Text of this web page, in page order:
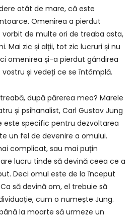
atât de mare, că este
Omenirea a pierdut
vorbit de multe ori de treaba asta,
Mai zic și alții, tot zic lucruri și nu
omenirea și-a pierdut gândirea
și vedeți ce se întâmplă.
după părerea mea? Marele
și psihanalist, Carl Gustav Jung
este specific pentru dezvoltarea
un fel de devenire a omului.
complicat, sau mai puțin
lucru tinde să devină ceea ce a
Deci omul este de la început
să devină om, el trebuie să
cum o numește Jung.
la moarte să urmeze un